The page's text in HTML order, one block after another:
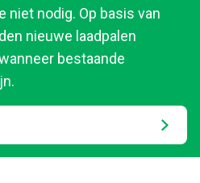
niet nodig. Op basis van
nieuwe laadpalen
bestaande